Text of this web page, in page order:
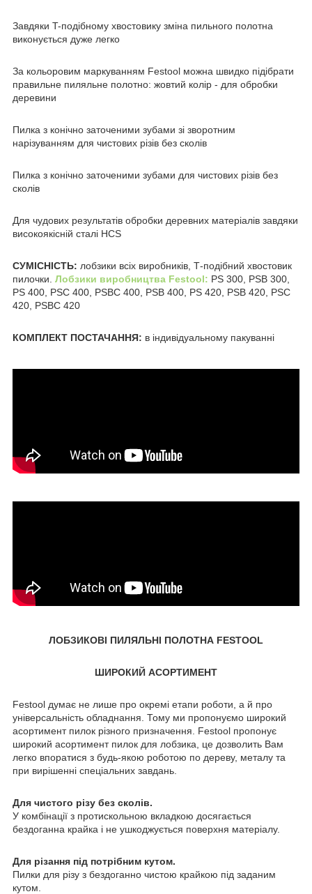
Завдяки T-подібному хвостовику зміна пильного полотна
виконується дуже легко
За кольоровим маркуванням Festool можна швидко підібрати
правильне пиляльне полотно: жовтий колір - для обробки
деревини
Пилка з конічно заточеними зубами зі зворотним
нарізуванням для чистових різів без сколів
Пилка з конічно заточеними зубами для чистових різів без
сколів
Для чудових результатів обробки деревних матеріалів завдяки
високоякісній сталі HCS
СУМІСНІСТЬ: лобзики всіх виробників, Т-подібний хвостовик
пилочки. Лобзики виробництва Festool: PS 300, PSB 300,
PS 400, PSC 400, PSBC 400, PSB 400, PS 420, PSB 420, PSC
420, PSBC 420
КОМПЛЕКТ ПОСТАЧАННЯ: в індивідуальному пакуванні
ЛОБЗИКОВІ ПИЛЯЛЬНІ ПОЛОТНА FESTOOL
ШИРОКИЙ АСОРТИМЕНТ
Festool думає не лише про окремі етапи роботи, а й про
універсальність обладнання. Тому ми пропонуємо широкий
асортимент пилок різного призначення. Festool пропонує
широкий асортимент пилок для лобзика, це дозволить Вам
легко впоратися з будь-якою роботою по дереву, металу та
при вирішенні спеціальних завдань.
Для чистого різу без сколів.
У комбінації з протискольною вкладкою досягається
бездоганна крайка і не ушкоджується поверхня матеріалу.
Для різання під потрібним кутом.
Пилки для різу з бездоганно чистою крайкою під заданим
кутом.